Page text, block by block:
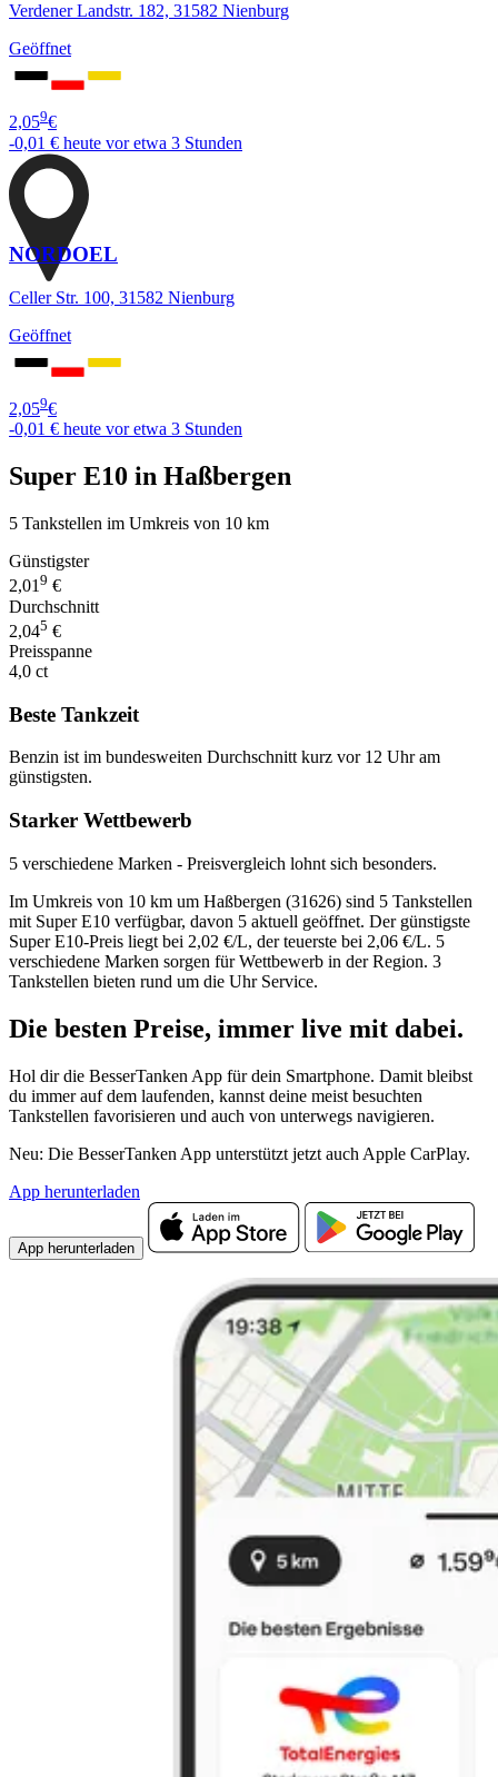
Verdener Landstr. 182, 31582 Nienburg
Geöffnet
2,059€
-0,01 € heute vor etwa 3 Stunden
NORDOEL
Celler Str. 100, 31582 Nienburg
Geöffnet
2,059€
-0,01 € heute vor etwa 3 Stunden
Super E10 in Haßbergen
5 Tankstellen im Umkreis von 10 km
Günstigster
2,019 €
Durchschnitt
2,045 €
Preisspanne
4,0 ct
Beste Tankzeit
Benzin ist im bundesweiten Durchschnitt kurz vor 12 Uhr am
günstigsten.
Starker Wettbewerb
5 verschiedene Marken - Preisvergleich lohnt sich besonders.
Im Umkreis von 10 km um Haßbergen (31626) sind 5 Tankstellen
mit Super E10 verfügbar, davon 5 aktuell geöffnet. Der günstigste
Super E10-Preis liegt bei 2,02 €/L, der teuerste bei 2,06 €/L. 5
verschiedene Marken sorgen für Wettbewerb in der Region. 3
Tankstellen bieten rund um die Uhr Service.
Die besten Preise, immer live mit dabei.
Hol dir die BesserTanken App für dein Smartphone. Damit bleibst
du immer auf dem laufenden, kannst deine meist besuchten
Tankstellen favorisieren und auch von unterwegs navigieren.
Neu: Die BesserTanken App unterstützt jetzt auch Apple CarPlay.
App herunterladen
App herunterladen